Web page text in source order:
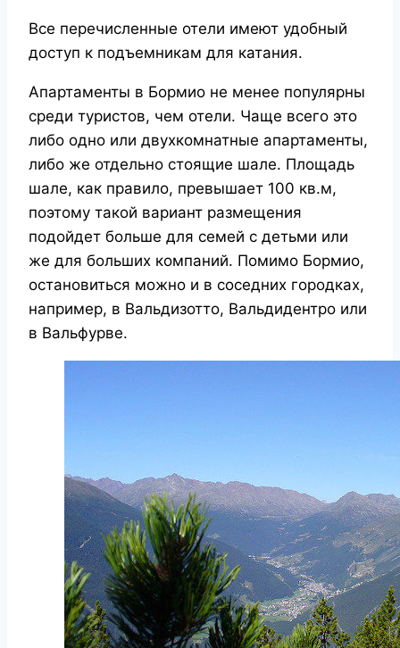
Все перечисленные отели имеют удобный
доступ к подъемникам для катания.
Апартаменты в Бормио не менее популярны
среди туристов, чем отели. Чаще всего это
либо одно или двухкомнатные апартаменты,
либо же отдельно стоящие шале. Площадь
шале, как правило, превышает 100 кв.м,
поэтому такой вариант размещения
подойдет больше для семей с детьми или
же для больших компаний. Помимо Бормио,
остановиться можно и в соседних городках,
например, в Вальдизотто, Вальдидентро или
в Вальфурве.